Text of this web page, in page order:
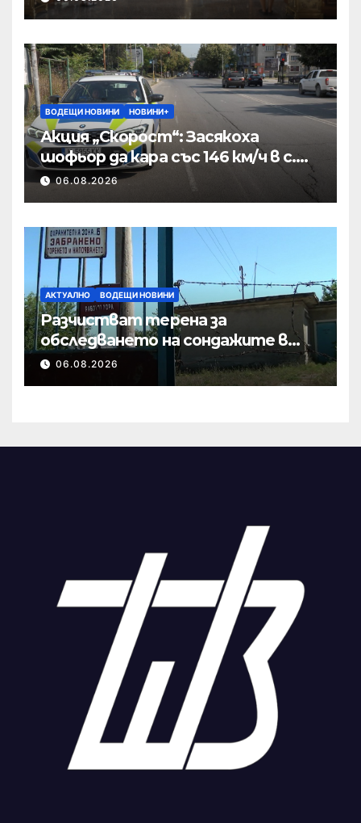
ВОДЕЩИ НОВИНИ НОВИНИ+
Акция „Скорост“: Засякоха
шофьор да кара със 146 км/ч в с.
Пристое
06.08.2026
АКТУАЛНО ВОДЕЩИ НОВИНИ
Разчистват терена за
обследването на сондажите в
„Мътница“
06.08.2026